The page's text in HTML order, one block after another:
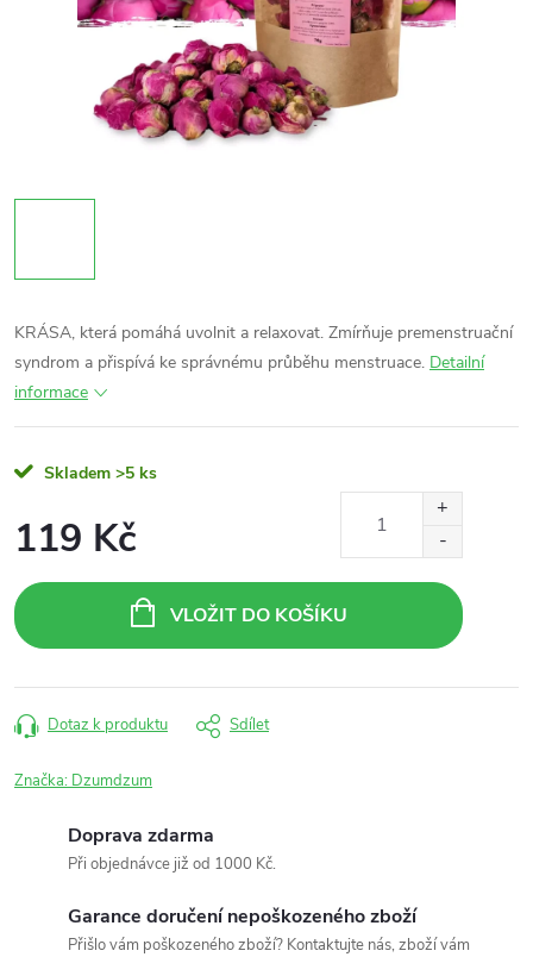
KRÁSA, která pomáhá uvolnit a relaxovat. Zmírňuje premenstruační
syndrom a přispívá ke správnému průběhu menstruace. Detailní
informace
Skladem >5 ks
119 Kč
cena:
VLOŽIT DO KOŠÍKU
Dotaz k produktu Sdílet
Značka: Dzumdzum
Doprava zdarma
Při objednávce již od 1000 Kč.
Garance doručení nepoškozeného zboží
Přišlo vám poškozeného zboží? Kontaktujte nás, zboží vám